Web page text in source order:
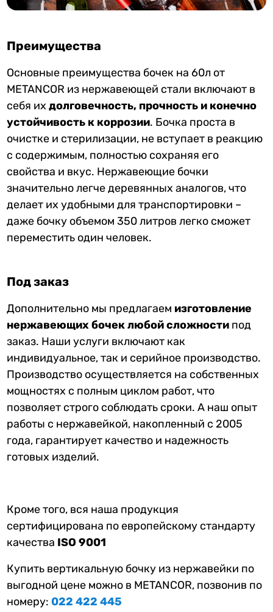
Преимущества
Основные преимущества бочек на 60л от
METANCOR из нержавеющей стали включают в
себя ихдолговечность, прочность и конечно
устойчивость к коррозии. Бочка проста в
очистке и стерилизации, не вступает в реакцию
с содержимым, полностью сохраняя его
свойства и вкус. Нержавеющие бочки
значительно легче деревянных аналогов, что
делает их удобными для транспортировки –
даже бочку объемом 350 литров легко сможет
переместить один человек.
Под заказ
Дополнительно мы предлагаем изготовление
нержавеющих бочек любой сложности под
заказ. Наши услуги включают как
индивидуальное, так и серийное производство.
Производство осуществляется на собственных
мощностях с полным циклом работ, что
позволяет строго соблюдать сроки. А наш опыт
работы с нержавейкой, накопленный с 2005
года, гарантирует качество и надежность
готовых изделий.
Кроме того, вся наша продукция
сертифицирована по европейскому стандарту
качества ISO 9001
Купить вертикальную бочку из нержавейки по
выгодной цене можно в METANCOR, позвонив по
номеру: 022 422 445